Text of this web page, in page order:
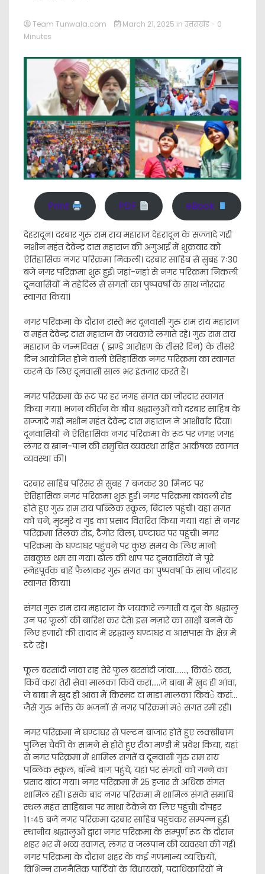
Team Tunwala.com March 21, 2025 in उत्तराखंड - 0
Minutes
Print PDF eBook
देहरादून। दरबार गुरु राम राय महाराज देहरादून के सज्जादे गद्दी
नशीन महंत देवेन्द्र दास महाराज की अगुआई में शुक्रवार को
ऐतिहासिक नगर परिक्रमा निकली। दरबार साहिब से सुबह 7ः30
बजे नगर परिक्रमा शुरू हुई। जहां-जहां से नगर परिक्रमा निकली
दूनवासियों ने तहेदिल से संगतों का पुष्पवर्षा के साथ जोरदार
स्वागत किया।
नगर परिक्रमा के दौरान रास्ते भर दूनवासी गुरु राम राय महाराज
व महंत देवेन्द्र दास महाराज के जयकारे लगाते रहे। गुरु राम राय
महाराज के जन्मदिवस ( झण्डे आरोहण के तीसरे दिन) के तीसरे
दिन आयोजित होने वाली ऐतिहासिक नगर परिक्रमा का स्वागत
करने के लिए दूनवासी साल भर इंतजार करते हैं।
नगर परिक्रमा के रूट पर हर जगह संगत का ज़ोरदार स्वागत
किया गया। भजन कीर्तन के बीच श्रद्धालुओं को दरबार साहिब के
सज्जादे गद्दी नशीन महंत देवेन्द्र दास महाराज ने आशीर्वाद दिया।
दूनवासियों ने ऐतिहासिक नगर परिक्रमा के रूट पर जगह जगह
लंगर व खान-पान की समुचित व्यवस्था सहित आर्कषक स्वागत
व्यवस्था की।
दरबार साहिब परिसर से सुबह 7 बजकर 30 मिनट पर
ऐतिहासिक नगर परिक्रमा शुरू हुई। नगर परिक्रमा कांवली रोड
होते हुए गुरु राम राय पब्लिक स्कूल, बिंदाल पहुंची। यहां संगत
को चने, मुरमुरे व गुड़ का प्रसाद वितरित किया गया। यहां से नगर
परिक्रमा तिलक रोड, टैगोर विला, घण्टाघर पर पहुंची। नगर
परिक्रमा के घण्टाघर पहुंचने पर कुछ समय के लिए मानो
सबकुछ थम सा गया। ढोल की थाप पर दूनवासियों ने पूरे
स्नेहपूर्वक बाहें फैलाकर गुरु संगत का पुष्पवर्षा के साथ जोरदार
स्वागत किया।
संगत गुरु राम राय महाराज के जयकारे लगाती व दून के श्रद्धालु
उन पर फूलों की बारिश कर देते। इस नज़ारे का साक्षी बनने के
लिए हजारों की तादाद में श्ऱद्धालु घण्टाघर व आसपास के क्षेत्र में
डटे रहे।
फूल बरसांदी जांवा राह तेरे फुल बरसांदी जांवा……., किवंे करां,
किवें करा तेरी सेवा मालका किवें करां…..जे बाबा मैं खुद ही आंवा,
जे बाबा मैं खुद ही आंवा मैं किस्मद दा माडा मालका किवंे करां…
जैसे गुरु भक्ति के भजनों से नगर परिक्रमां मंे संगत रमी रही।
नगर परिक्रमा ने घण्टाघर से पल्टन बाजार होते हुए लक्खीबाग
पुलिस चैकी के सामने से होते हुए रीठा मण्डी में प्रवेश किया, यहां
से नगर परिक्रमा में शामिल संगतें व दूनवासी गुरु राम राय
पब्लिक स्कूल, बाॅम्बे बाग पहुंचे, यहां पर संगतों को गन्ने का
प्रसाद बांटा गया। नगर परिक्रमा में 25 हजार से अधिक संगत
शामिल रहीं। इसके बाद नगर परिक्रमा में शामिल संगतें समाधि
स्थल महंत साहिबान पर माथा टेकेने क लिए पहुंची। दोपहर
11ः45 बजे नगर परिक्रमा दरबार साहिब पहुंचकर सम्पन्न हुई।
स्थानीय श्रद्धालुओं द्वारा नगर परिक्रमा के सम्पूर्ण रूट के दौरान
शहर भर में भव्य स्वागत, लंगर व जलपान की व्यवस्था की गई।
नगर परिक्रमा के दौरान शहर के कई गणमान्य व्यक्तियों,
विभिन्न राजनैतिक पार्टियों के विधायकों, पदाधिकारियों ने